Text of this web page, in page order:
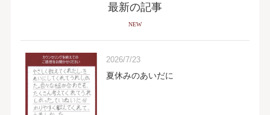
最新の記事
NEW
2026/7/23
夏休みのあいだに